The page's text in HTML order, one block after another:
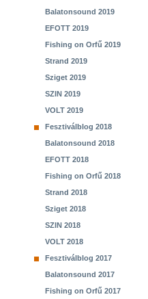
Balatonsound 2019
EFOTT 2019
Fishing on Orfű 2019
Strand 2019
Sziget 2019
SZIN 2019
VOLT 2019
Fesztiválblog 2018
Balatonsound 2018
EFOTT 2018
Fishing on Orfű 2018
Strand 2018
Sziget 2018
SZIN 2018
VOLT 2018
Fesztiválblog 2017
Balatonsound 2017
Fishing on Orfű 2017